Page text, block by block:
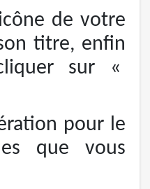
de votre
titre, enfin
sur «
pour le
que vous